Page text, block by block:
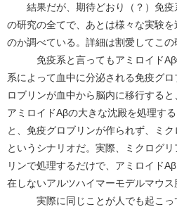
結果だが、期待どおり（？）免疫
の研究の全てで、あとは様々な実験
のか調べている。詳細は割愛してこ
免疫系と言ってもアミロイドAβ特
系によって血中に分泌される免疫グ
ロブリンが血中から脳内に移行する
アミロイドAβの大きな沈殿を処理す
と、免疫グロブリンが作られず、ミ
というシナリオだ。実際、ミクログ
リンで処理するだけで、アミロイド
在しないアルツハイマーモデルマウ
実際に同じことが人でも起こって